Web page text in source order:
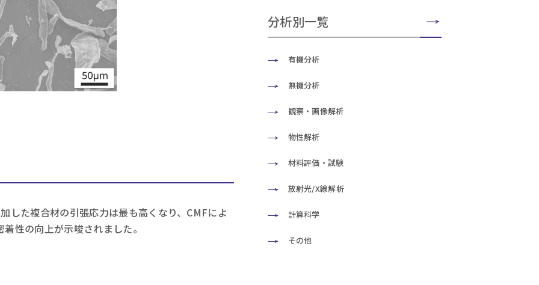
した複合材の引張応力は最も高くなり、CMFによ
性の向上が示唆されました。
分析別一覧
有機分析
無機分析
観察・画像解析
物性解析
材料評価・試験
放射光/X線解析
計算科学
その他